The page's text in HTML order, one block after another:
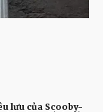
lưu của Scooby-